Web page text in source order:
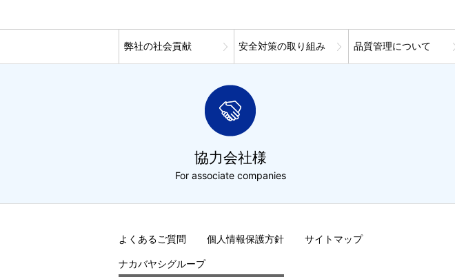
弊社の社会貢献 安全対策の取り組み 品質管理について
協力会社様
For associate companies
よくあるご質問 個人情報保護方針 サイトマップ
ナカバヤシグループ